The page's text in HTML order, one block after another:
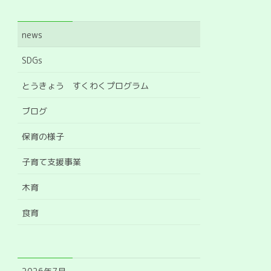
news
SDGs
とうきょう すくわくプログラム
ブログ
保育の様子
子育て支援事業
木育
食育